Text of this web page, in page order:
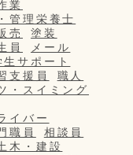
業
管理栄養士
売
塗装
員
メール
生サポート
支援員
職人
・スイミング
イバー
職員
相談員
木・建設